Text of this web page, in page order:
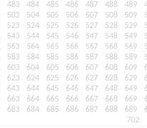
483 484 485 486 487 488 489
503 504 505 506 507 508 509
523 524 525 526 527 528 529
543 544 545 546 547 548 549
563 564 565 566 567 568 569
583 584 585 586 587 588 589
603 604 605 606 607 608 609
623 624 625 626 627 628 629
643 644 645 646 647 648 649
663 664 665 666 667 668 669
683 684 685 686 687 688 689
702